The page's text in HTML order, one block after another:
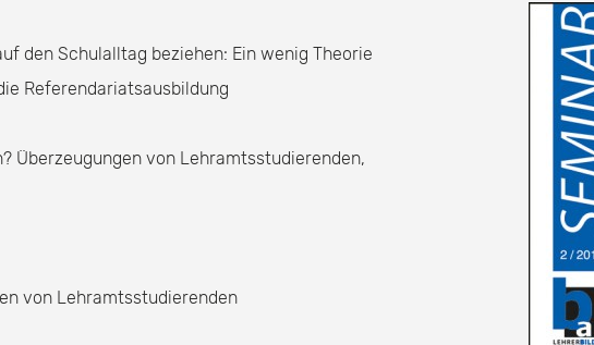
den Schulalltag beziehen: Ein wenig Theorie
Referendariatsausbildung
Überzeugungen von Lehramtsstudierenden,
von Lehramtsstudierenden